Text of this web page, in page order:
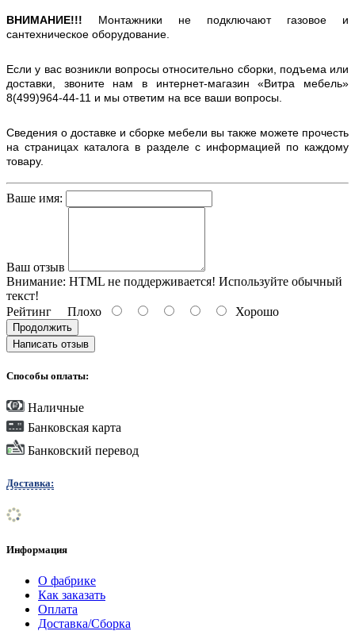
ВНИМАНИЕ!!! Монтажники не подключают газовое и
сантехническое оборудование.
Если у вас возникли вопросы относительно сборки, подъема или
доставки, звоните нам в интернет-магазин «Витра мебель»
8(499)964-44-11 и мы ответим на все ваши вопросы.
Сведения о доставке и сборке мебели вы также можете прочесть
на страницах каталога в разделе с информацией по каждому
товару.
Ваше имя:
Ваш отзыв
Внимание: HTML не поддерживается! Используйте обычный
текст!
Рейтинг Плохо Хорошо
Продолжить
Написать отзыв
Способы оплаты:
Наличные
Банковская карта
Банковский перевод
Доставка:
Информация
О фабрике
Как заказать
Оплата
Доставка/Сборка